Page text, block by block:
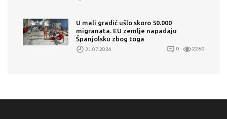
U mali gradić ušlo skoro 50.000
migranata. EU zemlje napadaju
Španjolsku zbog toga
31.07.2026. 0 2260